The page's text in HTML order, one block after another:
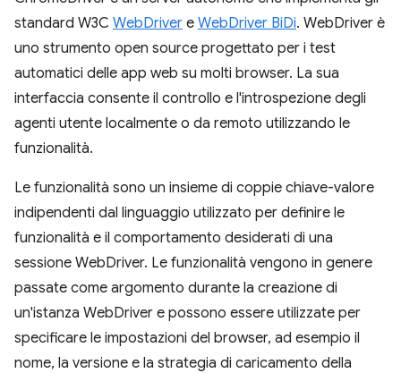
standard W3C WebDriver e WebDriver BiDi. WebDriver è
uno strumento open source progettato per i test
automatici delle app web su molti browser. La sua
interfaccia consente il controllo e l'introspezione degli
agenti utente localmente o da remoto utilizzando le
funzionalità.
Le funzionalità sono un insieme di coppie chiave-valore
indipendenti dal linguaggio utilizzato per definire le
funzionalità e il comportamento desiderati di una
sessione WebDriver. Le funzionalità vengono in genere
passate come argomento durante la creazione di
un'istanza WebDriver e possono essere utilizzate per
specificare le impostazioni del browser, ad esempio il
nome, la versione e la strategia di caricamento della